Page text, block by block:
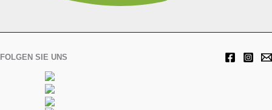
FOLGEN SIE UNS